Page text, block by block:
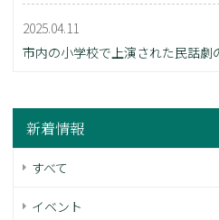
2025.04.11
市内の小学校で上演された民話劇
新着情報
すべて
イベント